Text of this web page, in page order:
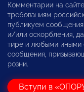
Комментарии на
требованиям
публикуем
и/или оскорбления,
тире и любыми иными
сообщения,
розни.
Вступи в